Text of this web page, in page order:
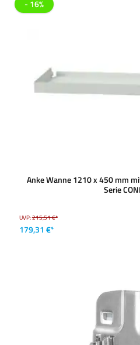
- 16%
Anke Wanne 1210 x 450 mm
Serie
UVP:215,51 €*
179,31 €*